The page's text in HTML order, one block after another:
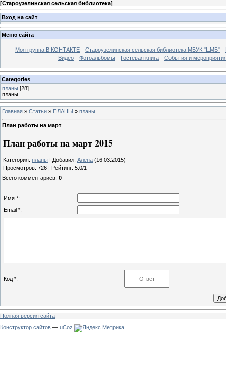
[Староузелинская сельская библиотека]
Вход на сайт
Меню сайта
Моя группа В КОНТАКТЕ Староузелинская сельская библиотека МБУК "ЦМБ"
Видео
Фотоальбомы Гостевая книга События и
Categories
планы [28]
планы
Главная » Статьи » ПЛАНЫ » планы
План работы на март
План работы на март 2015
Категория: планы Добавил: Алена (16.03.2015)
Просмотров: 726 Рейтинг: 5.0/1
Всего комментариев: 0
Имя *:
Email *:
Код *:
Полная версия сайта
Конструктор сайтов — uCoz